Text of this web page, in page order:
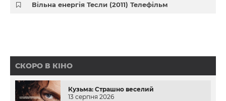
Вільна енергія Тесли (2011) Телефільм
СКОРО В КІНО
Кузьма: Страшно веселий
13 серпня 2026